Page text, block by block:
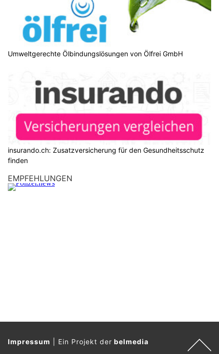
Umweltgerechte Ölbindungslösungen von Ölfrei GmbH
insurando.ch: Zusatzversicherung für den Gesundheitsschutz
finden
EMPFEHLUNGEN
Impressum Ein Projekt derbelmedia